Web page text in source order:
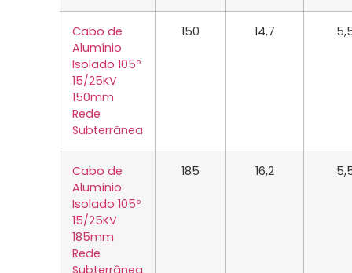
Cabo de
Alumínio
Isolado 105º
15/25KV
150mm
Rede
Subterrânea
150 14,7
Cabo de
Alumínio
Isolado 105º
15/25KV
185mm
Rede
185 16,2